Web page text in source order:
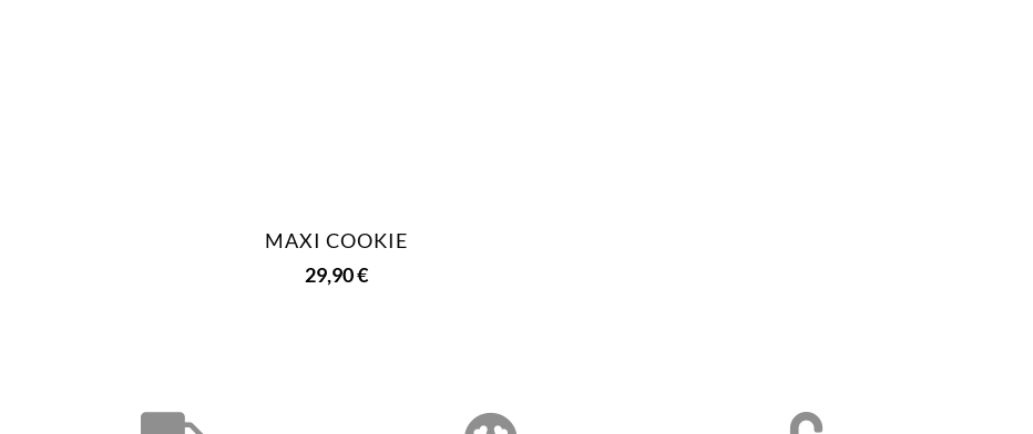
MAXI COOKIE
29,90€